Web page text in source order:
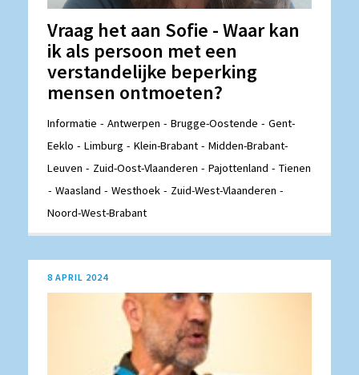
Vraag het aan Sofie - Waar kan
ik als persoon met een
verstandelijke beperking
mensen ontmoeten?
Informatie Antwerpen Brugge-Oostende
Gent-
Eeklo
Limburg Klein-Brabant
Midden-Brabant-
Leuven
Zuid-Oost-Vlaanderen Pajottenland
Tienen
Waasland
Westhoek
Zuid-West-Vlaanderen
Noord-West-Brabant
8 APRIL 2024